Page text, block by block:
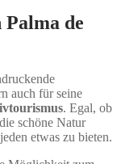
de
auch für seine
. Egal, ob
schöne Natur
etwas zu bieten.